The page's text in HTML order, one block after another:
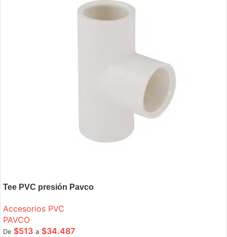
Tee PVC presión Pavco
Accesorios PVC
PAVCO
De $513 a $34.487